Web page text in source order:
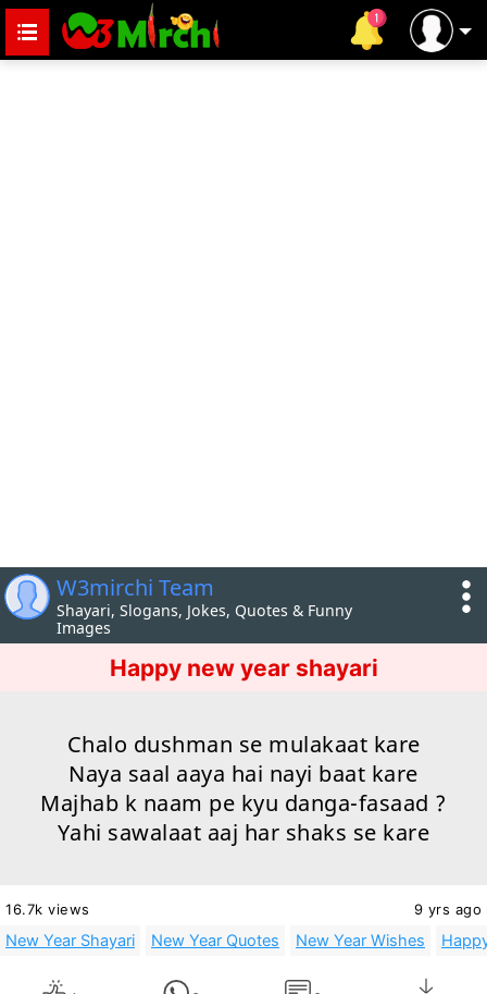
W3mirchi Team
Shayari, Slogans, Jokes, Quotes & Funny
Images
Happy new year shayari
Chalo dushman se mulakaat kare
Naya saal aaya hai nayi baat kare
Majhab k naam pe kyu danga-fasaad ?
Yahi sawalaat aaj har shaks se kare
16.7k views 9 yrs ago
New Year Shayari New Year Quotes New Year Wishes